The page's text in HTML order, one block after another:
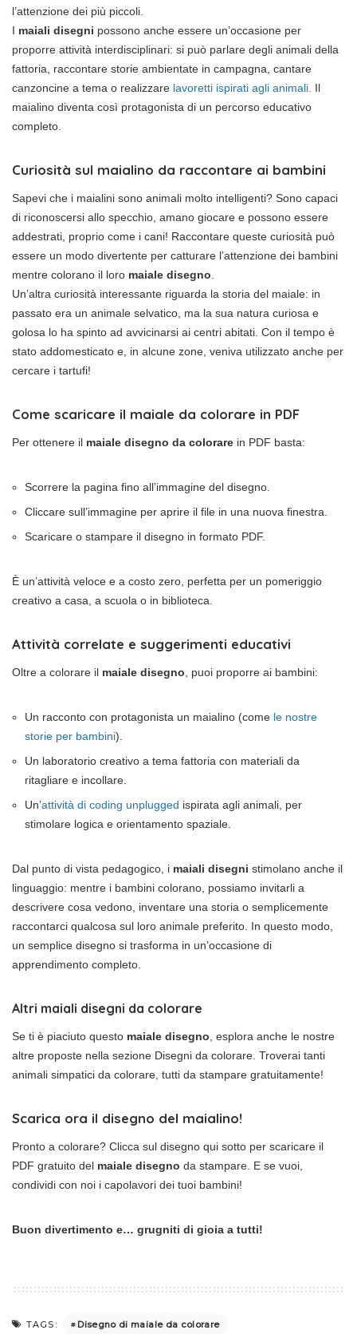
l’attenzione dei più piccoli.
I maiali disegni possono anche essere un’occasione per
proporre attività interdisciplinari: si può parlare degli animali della
fattoria, raccontare storie ambientate in campagna, cantare
canzoncine a tema o realizzare lavoretti ispirati agli animali. Il
maialino diventa così protagonista di un percorso educativo
completo.
Curiosità sul maialino da raccontare ai bambini
Sapevi che i maialini sono animali molto intelligenti? Sono capaci
di riconoscersi allo specchio, amano giocare e possono essere
addestrati, proprio come i cani! Raccontare queste curiosità può
essere un modo divertente per catturare l’attenzione dei bambini
mentre colorano il loro maiale disegno
Un’altra curiosità interessante riguarda la storia del maiale: in
passato era un animale selvatico, ma la sua natura curiosa e
golosa lo ha spinto ad avvicinarsi ai centri abitati. Con il tempo è
stato addomesticato e, in alcune zone, veniva utilizzato anche per
cercare i tartufi!
Come scaricare il maiale da colorare in PDF
Per ottenere il maiale disegno da colorare in PDF basta:
Scorrere la pagina fino all’immagine del disegno.
Cliccare sull’immagine per aprire il file in una nuova finestra.
Scaricare o stampare il disegno in formato PDF.
È un’attività veloce e a costo zero, perfetta per un pomeriggio
creativo a casa, a scuola o in biblioteca.
Attività correlate e suggerimenti educativi
Oltre a colorare il maiale disegno , puoi proporre ai bambini:
Un racconto con protagonista un maialino (come le nostre
storie per bambini).
Un laboratorio creativo a tema fattoria con materiali da
ritagliare e incollare.
Un’attività di coding unplugged ispirata agli animali, per
stimolare logica e orientamento spaziale.
Dal punto di vista pedagogico, i maiali disegni stimolano anche il
linguaggio: mentre i bambini colorano, possiamo invitarli a
descrivere cosa vedono, inventare una storia o semplicemente
raccontarci qualcosa sul loro animale preferito. In questo modo,
un semplice disegno si trasforma in un’occasione di
apprendimento completo.
Altri maiali disegni da colorare
Se ti è piaciuto questo maiale disegno , esplora anche le nostre
altre proposte nella sezione Disegni da colorare. Troverai tanti
animali simpatici da colorare, tutti da stampare gratuitamente!
Scarica ora il disegno del maialino!
Pronto a colorare? Clicca sul disegno qui sotto per scaricare il
PDF gratuito del maiale disegno da stampare. E se vuoi,
condividi con noi i capolavori dei tuoi bambini!
Buon divertimento e… grugniti di gioia a tutti!
TAGS: Disegno di maiale da colorare